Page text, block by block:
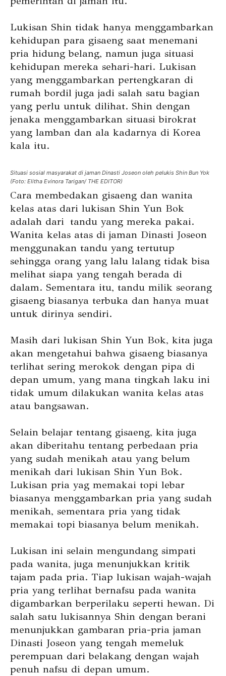
Lukisan Shin tidak hanya menggambarkan
kehidupan para gisaeng saat menemani
pria hidung belang, namun juga situasi
kehidupan mereka sehari-hari. Lukisan
yang menggambarkan pertengkaran di
rumah bordil juga jadi salah satu bagian
yang perlu untuk dilihat. Shin dengan
jenaka menggambarkan situasi birokrat
yang lamban dan ala kadarnya di Korea
kala itu.
Situasi sosial masyarakat di jaman Dinasti Joseon oleh pelukis Shin Bun Yok
(Foto: Elitha Evinora Tarigan/ THE EDITOR)
Cara membedakan gisaeng dan wanita
kelas atas dari lukisan Shin Yun Bok
adalah dari tandu yang mereka pakai.
Wanita kelas atas di jaman Dinasti Joseon
menggunakan tandu yang tertutup
sehingga orang yang lalu lalang tidak bisa
melihat siapa yang tengah berada di
dalam. Sementara itu, tandu milik seorang
gisaeng biasanya terbuka dan hanya muat
untuk dirinya sendiri.
Masih dari lukisan Shin Yun Bok, kita juga
akan mengetahui bahwa gisaeng biasanya
terlihat sering merokok dengan pipa di
depan umum, yang mana tingkah laku ini
tidak umum dilakukan wanita kelas atas
atau bangsawan.
Selain belajar tentang gisaeng, kita juga
akan diberitahu tentang perbedaan pria
yang sudah menikah atau yang belum
menikah dari lukisan Shin Yun Bok.
Lukisan pria yag memakai topi lebar
biasanya menggambarkan pria yang sudah
menikah, sementara pria yang tidak
memakai topi biasanya belum menikah.
Lukisan ini selain mengundang simpati
pada wanita, juga menunjukkan kritik
tajam pada pria. Tiap lukisan wajah-wajah
pria yang terlihat bernafsu pada wanita
digambarkan berperilaku seperti hewan. Di
salah satu lukisannya Shin dengan berani
menunjukkan gambaran pria-pria jaman
Dinasti Joseon yang tengah memeluk
perempuan dari belakang dengan wajah
penuh nafsu di depan umum.